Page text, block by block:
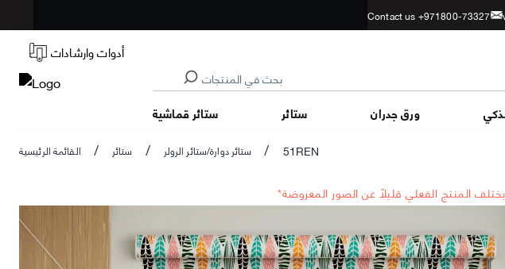
Contact us +971800-73327
أدوات وارشادات
ستائر قماشية ستائر ورق جدران
القائمة الرئيسية / ستائر / ستائر دوارة/ستائر الرولر / 51REN
المنتج الفعلي قليلاً عن الصور المعروضة